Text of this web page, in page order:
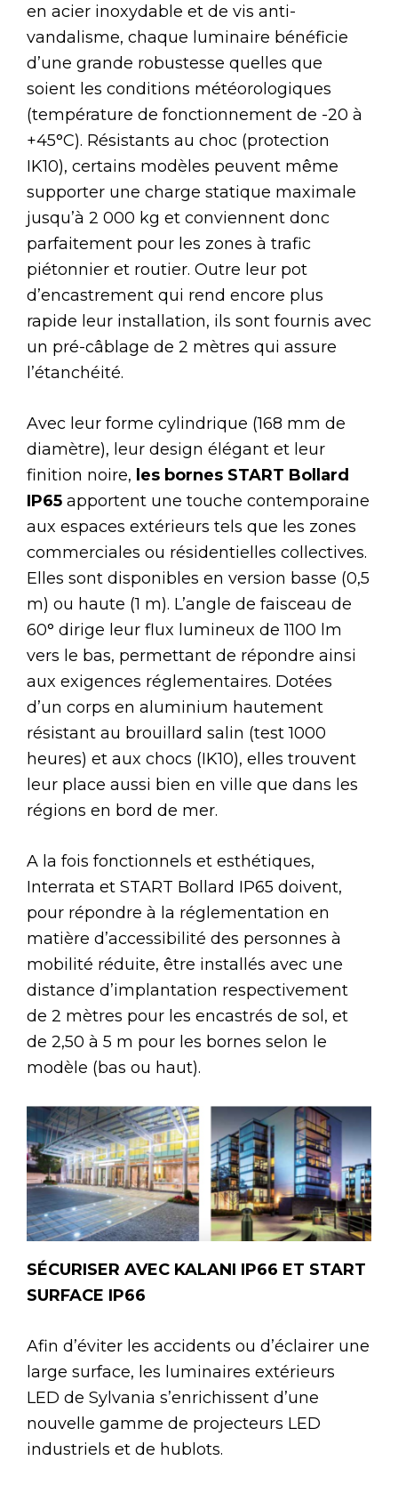
en acier inoxydable et de vis anti-
vandalisme, chaque luminaire bénéficie
d’une grande robustesse quelles que
soient les conditions météorologiques
(température de fonctionnement de -20 à
+45°C). Résistants au choc (protection
IK10), certains modèles peuvent même
supporter une charge statique maximale
jusqu’à 2 000 kg et conviennent donc
parfaitement pour les zones à trafic
piétonnier et routier. Outre leur pot
d’encastrement qui rend encore plus
rapide leur installation, ils sont fournis avec
un pré-câblage de 2 mètres qui assure
l’étanchéité.
Avec leur forme cylindrique (168 mm de
diamètre), leur design élégant et leur
finition noire, les bornes START Bollard
IP65 apportent une touche contemporaine
aux espaces extérieurs tels que les zones
commerciales ou résidentielles collectives.
Elles sont disponibles en version basse (0,5
m) ou haute (1 m). L’angle de faisceau de
60° dirige leur flux lumineux de 1100 lm
vers le bas, permettant de répondre ainsi
aux exigences réglementaires. Dotées
d’un corps en aluminium hautement
résistant au brouillard salin (test 1000
heures) et aux chocs (IK10), elles trouvent
leur place aussi bien en ville que dans les
régions en bord de mer.
A la fois fonctionnels et esthétiques,
Interrata et START Bollard IP65 doivent,
pour répondre à la réglementation en
matière d’accessibilité des personnes à
mobilité réduite, être installés avec une
distance d’implantation respectivement
de 2 mètres pour les encastrés de sol, et
de 2,50 à 5 m pour les bornes selon le
modèle (bas ou haut).
SÉCURISER AVEC KALANI IP66 ET START
SURFACE IP66
Afin d’éviter les accidents ou d’éclairer une
large surface, les luminaires extérieurs
LED de Sylvania s’enrichissent d’une
nouvelle gamme de projecteurs LED
industriels et de hublots.